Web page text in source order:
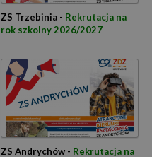
ZS Trzebinia - Rekrutacja na
rok szkolny 2026/2027
ZS Andrychów - Rekrutacja na